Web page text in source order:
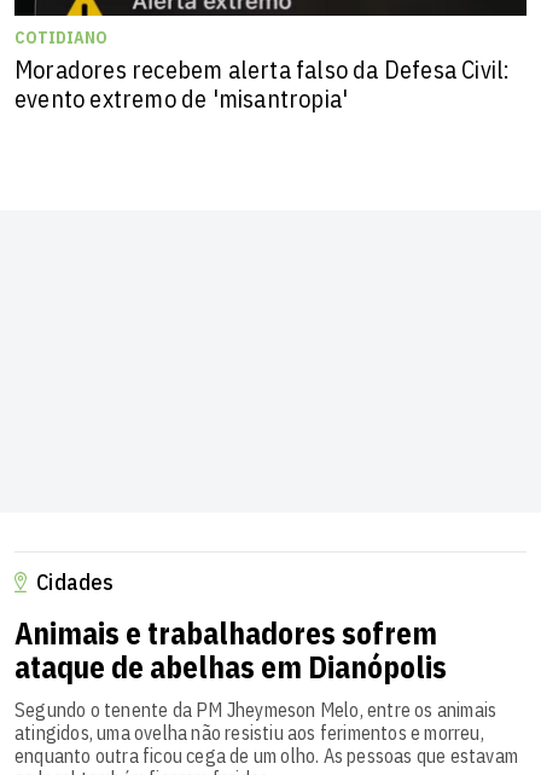
COTIDIANO
Moradores recebem alerta falso da Defesa Civil:
evento extremo de 'misantropia'
Cidades
Animais e trabalhadores sofrem
ataque de abelhas em Dianópolis
Segundo o tenente da PM Jheymeson Melo, entre os animais
atingidos, uma ovelha não resistiu aos ferimentos e morreu,
enquanto outra ficou cega de um olho. As pessoas que estavam